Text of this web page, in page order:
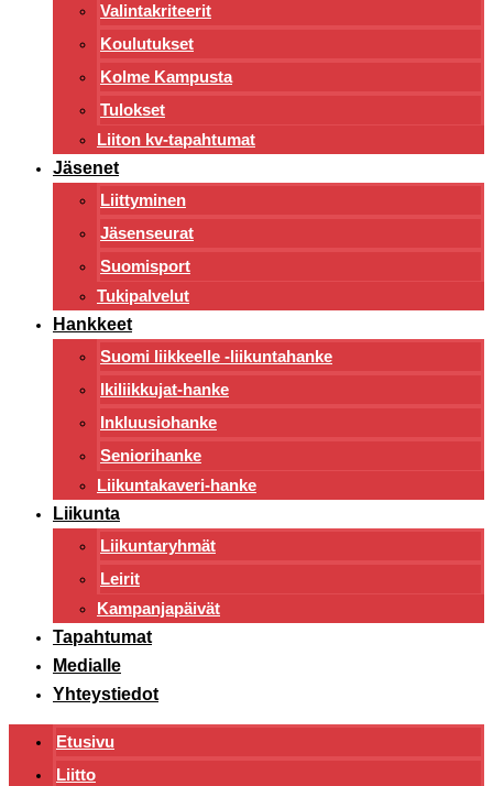
Valintakriteerit
Koulutukset
Kolme Kampusta
Tulokset
Liiton kv-tapahtumat
Jäsenet
Liittyminen
Jäsenseurat
Suomisport
Tukipalvelut
Hankkeet
Suomi liikkeelle -liikuntahanke
Ikiliikkujat-hanke
Inkluusiohanke
Seniorihanke
Liikuntakaveri-hanke
Liikunta
Liikuntaryhmät
Leirit
Kampanjapäivät
Tapahtumat
Medialle
Yhteystiedot
Etusivu
Liitto